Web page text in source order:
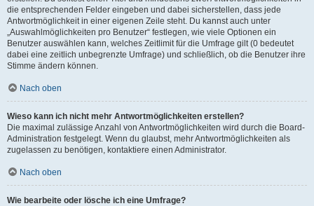
die entsprechenden Felder eingeben und dabei sicherstellen, dass jede
Antwortmöglichkeit in einer eigenen Zeile steht. Du kannst auch unter
„Auswahlmöglichkeiten pro Benutzer“ festlegen, wie viele Optionen ein
Benutzer auswählen kann, welches Zeitlimit für die Umfrage gilt (0 bedeutet
dabei eine zeitlich unbegrenzte Umfrage) und schließlich, ob die Benutzer ihre
Stimme ändern können.
Nach oben
Wieso kann ich nicht mehr Antwortmöglichkeiten erstellen?
Die maximal zulässige Anzahl von Antwortmöglichkeiten wird durch die Board-
Administration festgelegt. Wenn du glaubst, mehr Antwortmöglichkeiten als
zugelassen zu benötigen, kontaktiere einen Administrator.
Nach oben
Wie bearbeite oder lösche ich eine Umfrage?